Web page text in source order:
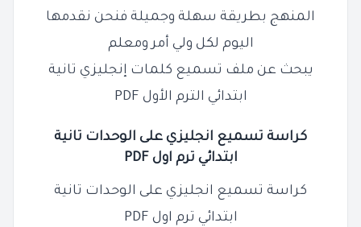
المنهج بطريقة سهلة وجميلة فنحن نقدمها
اليوم لكل ولي أمر ومعلم
يبحث عن ملف تسميع كلمات إنجليزي تانية
ابتدائي الترم الأول PDF
كراسة تسميع انجليزي على الوحدات تانية
ابتدائي ترم اول PDF
كراسة تسميع انجليزي على الوحدات تانية
ابتدائي ترم اول PDF